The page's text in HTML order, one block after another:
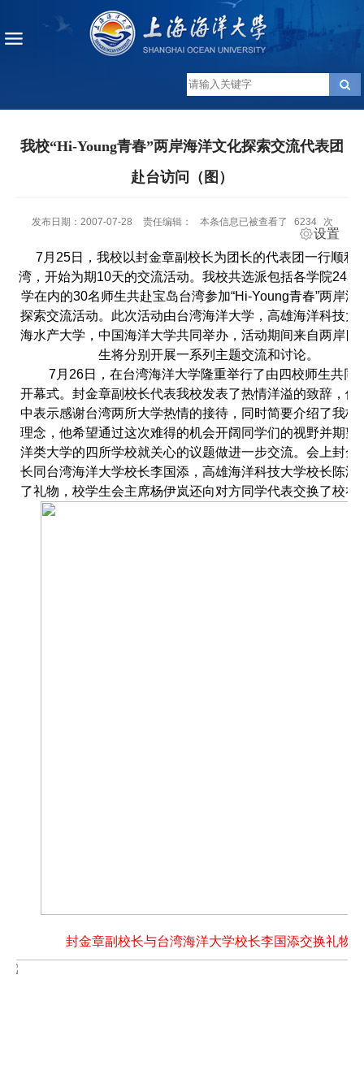
我校“Hi-Young青春”两岸海洋文化探索交流代表团
赴台访问（图）
发布日期：2007-07-28 责任编辑： 本条信息已被查看了 6234 次
设置
7月25日，我校以封金章副校长为团长的代表团一行顺利
湾，开始为期10天的交流活动。我校共选派包括各学院24名
学在内的30名师生共赴宝岛台湾参加“Hi-Young青春”两岸海
探索交流活动。此次活动由台湾海洋大学，高雄海洋科技大
海水产大学，中国海洋大学共同举办，活动期间来自两岸四
生将分别开展一系列主题交流和讨论。
7月26日，在台湾海洋大学隆重举行了由四校师生共同
开幕式。封金章副校长代表我校发表了热情洋溢的致辞，他
中表示感谢台湾两所大学热情的接待，同时简要介绍了我校
理念，他希望通过这次难得的机会开阔同学们的视野并期望
洋类大学的四所学校就关心的议题做进一步交流。会上封金
长同台湾海洋大学校长李国添，高雄海洋科技大学校长陈泽
了礼物，校学生会主席杨伊岚还向对方同学代表交换了校礼
封金章副校长与台湾海洋大学校长李国添交换礼物